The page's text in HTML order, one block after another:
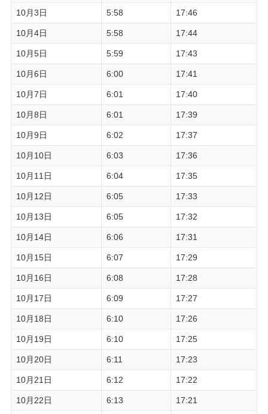
10月3日 5:58 17:46
10月4日 5:58 17:44
10月5日 5:59 17:43
10月6日 6:00 17:41
10月7日 6:01 17:40
10月8日 6:01 17:39
10月9日 6:02 17:37
10月10日 6:03 17:36
10月11日 6:04 17:35
10月12日 6:05 17:33
10月13日 6:05 17:32
10月14日 6:06 17:31
10月15日 6:07 17:29
10月16日 6:08 17:28
10月17日 6:09 17:27
10月18日 6:10 17:26
10月19日 6:10 17:25
10月20日 6:11 17:23
10月21日 6:12 17:22
10月22日 6:13 17:21